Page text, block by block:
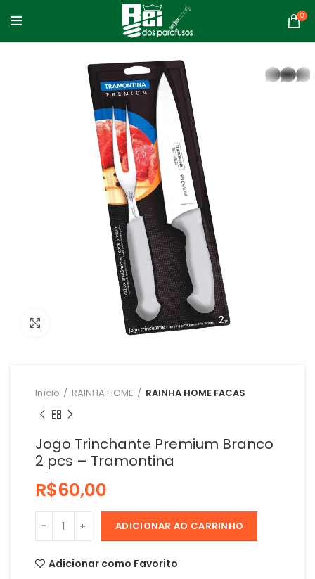
0
Clique para ampliar
Início RAINHA HOME RAINHA HOME FACAS
Jogo Trinchante Premium Branco
2 pcs – Tramontina
R$
ADICIONAR AO CARRINHO
Adicionar como Favorito
whatsapp